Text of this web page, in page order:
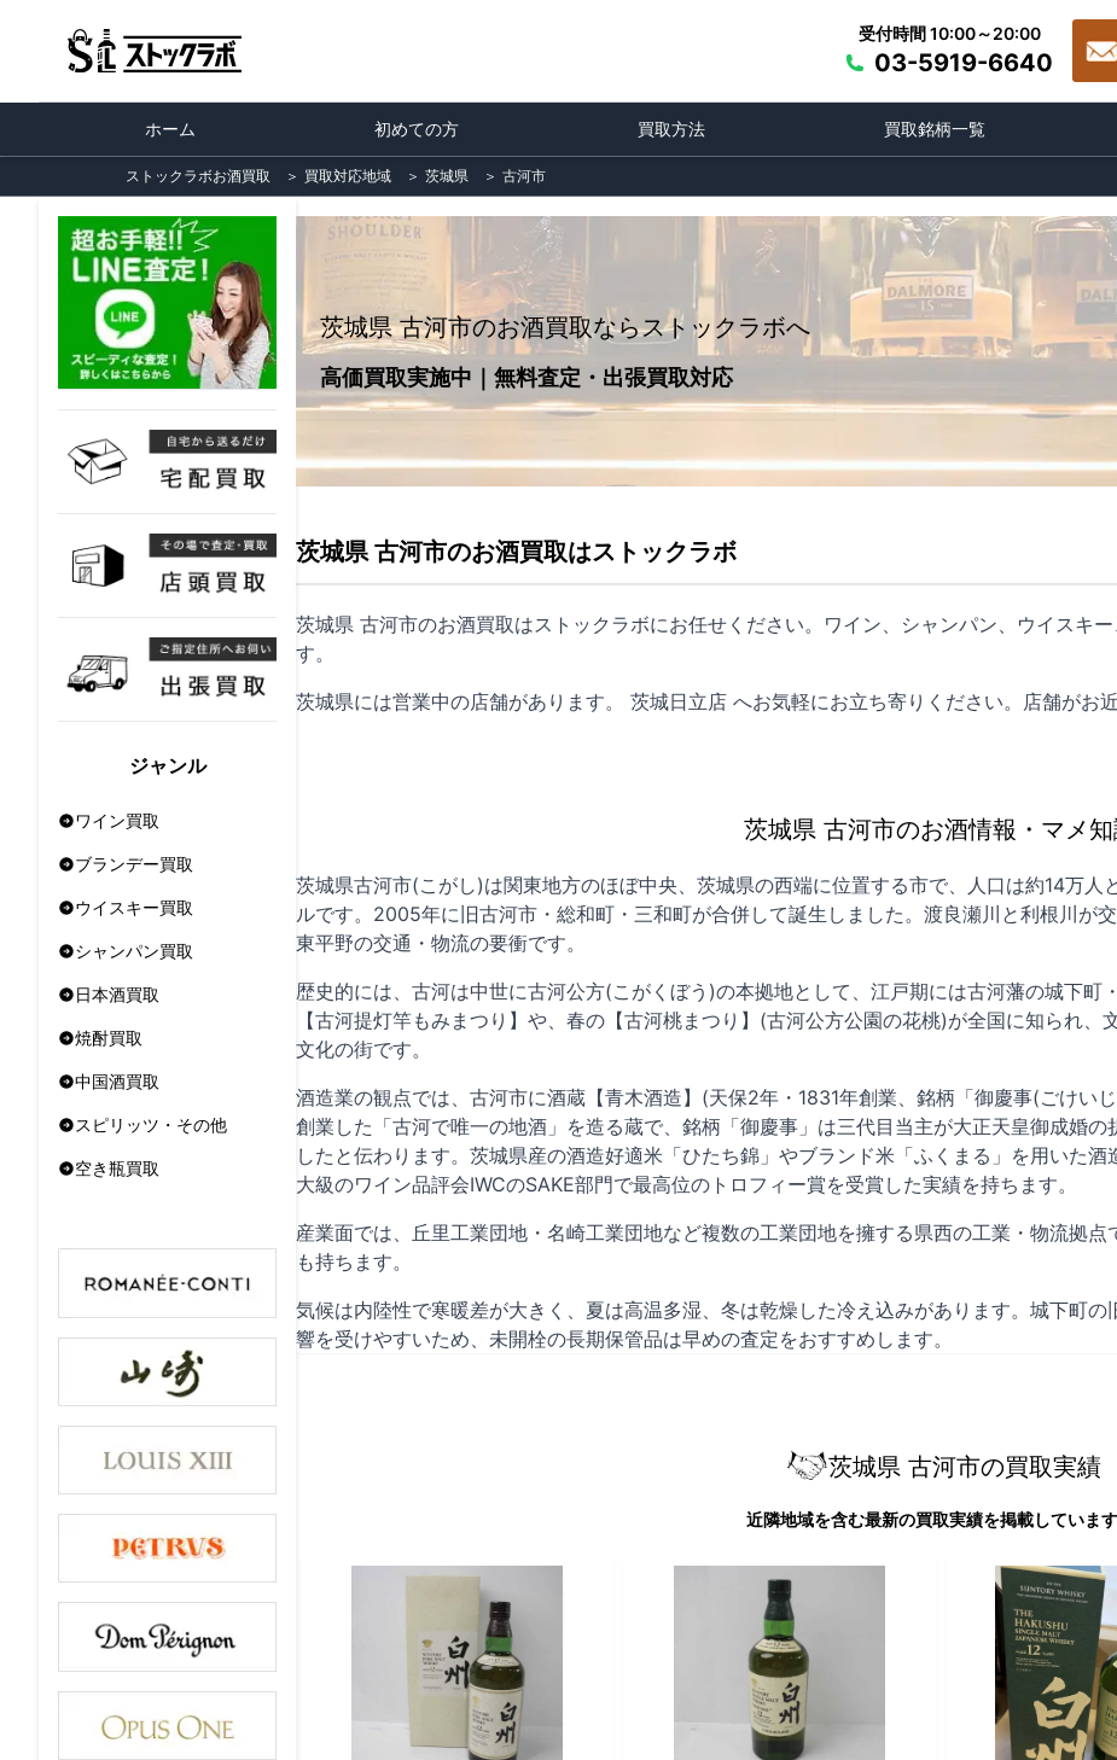
受付時間 10:00～20:00
03-5919-6640
ホーム 初めての方 買取方法 買取銘柄一覧
ストックラボお酒買取 ＞ 買取対応地域 ＞ 茨城県 ＞ 古河市
ジャンル
ワイン買取
ブランデー買取
ウイスキー買取
シャンパン買取
日本酒買取
焼酎買取
中国酒買取
スピリッツ・その他
空き瓶買取
茨城県 古河市のお酒買取ならストックラボへ
高価買取実施中｜無料査定・出張買取対応
茨城県 古河市のお酒買取はストックラボ
茨城県 古河市のお酒買取はストックラボにお任せください。ワイン、シャンパン、ウイスキ
す。
茨城県には営業中の店舗があります。茨城日立店 へお気軽にお立ち寄りください。店舗がお
茨城県 古河市のお酒情報・マメ
茨城県古河市(こがし)は関東地方のほぼ中央、茨城県の西端に位置する市で、人口は約14万
ルです。2005年に旧古河市・総和町・三和町が合併して誕生しました。渡良瀬川と利根川が
東平野の交通・物流の要衝です。
歴史的には、古河は中世に古河公方(こがくぼう)の本拠地として、江戸期には古河藩の城下
【古河提灯竿もみまつり】や、春の【古河桃まつり】(古河公方公園の花桃)が全国に知られ
文化の街です。
酒造業の観点では、古河市に酒蔵【青木酒造】(天保2年・1831年創業、銘柄「御慶事(ごけい
創業した「古河で唯一の地酒」を造る蔵で、銘柄「御慶事」は三代目当主が大正天皇御成婚
したと伝わります。茨城県産の酒造好適米「ひたち錦」やブランド米「ふくまる」を用いた
大級のワイン品評会IWCのSAKE部門で最高位のトロフィー賞を受賞した実績を持ちます。
産業面では、丘里工業団地・名崎工業団地など複数の工業団地を擁する県西の工業・物流拠
も持ちます。
気候は内陸性で寒暖差が大きく、夏は高温多湿、冬は乾燥した冷え込みがあります。城下町
響を受けやすいため、未開栓の長期保管品は早めの査定をおすすめします。
茨城県 古河市の買取実績
近隣地域を含む最新の買取実績を掲載しています